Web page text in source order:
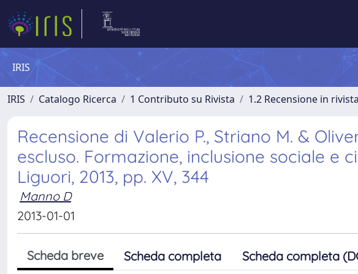
IRIS
IRIS Catalogo Ricerca 1 Contributo su Rivista 1.2 Recensione in rivista
Recensione di Valerio P., Striano M. &
escluso. Formazione, inclusione sociale e
Liguori, 2013, pp. XV, 344
Manno D
2013-01-01
Scheda breve Scheda completa Scheda completa